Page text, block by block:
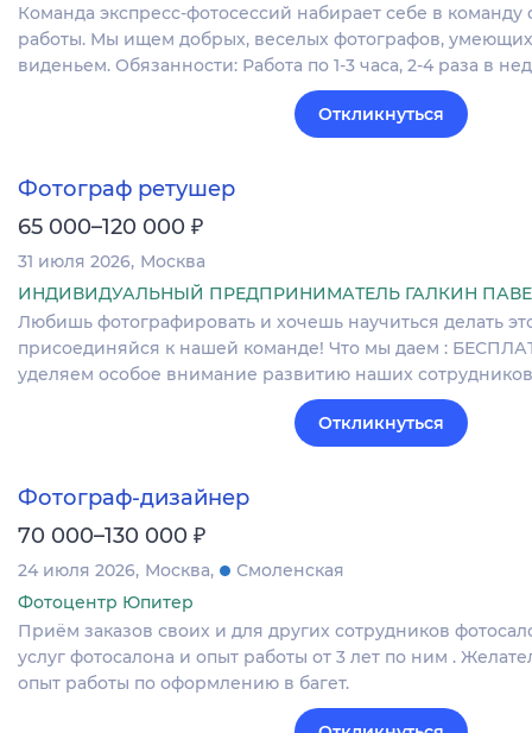
Команда экспресс-фотосессий набирает себе в команду
работы. Мы ищем добрых, веселых фотографов, умеющих
виденьем. Обязанности: Работа по 1-3 часа, 2-4 раза в
Откликнуться
Фотограф ретушер
65 000–120 000 ₽
31 июля 2026 Москва
ИНДИВИДУАЛЬНЫЙ ПРЕДПРИНИМАТЕЛЬ ГАЛКИН
Любишь фотографировать и хочешь научиться делать
присоединяйся к нашей команде! Что мы даем :
уделяем особое внимание развитию наших
Откликнуться
Фотограф-дизайнер
70 000–130 000 ₽
24 июля 2026 Москва
Смоленская
Фотоцентр Юпитер
Приём заказов своих и для других сотрудников
услуг фотосалона и опыт работы от 3 лет по ним .
опыт работы по оформлению в багет.